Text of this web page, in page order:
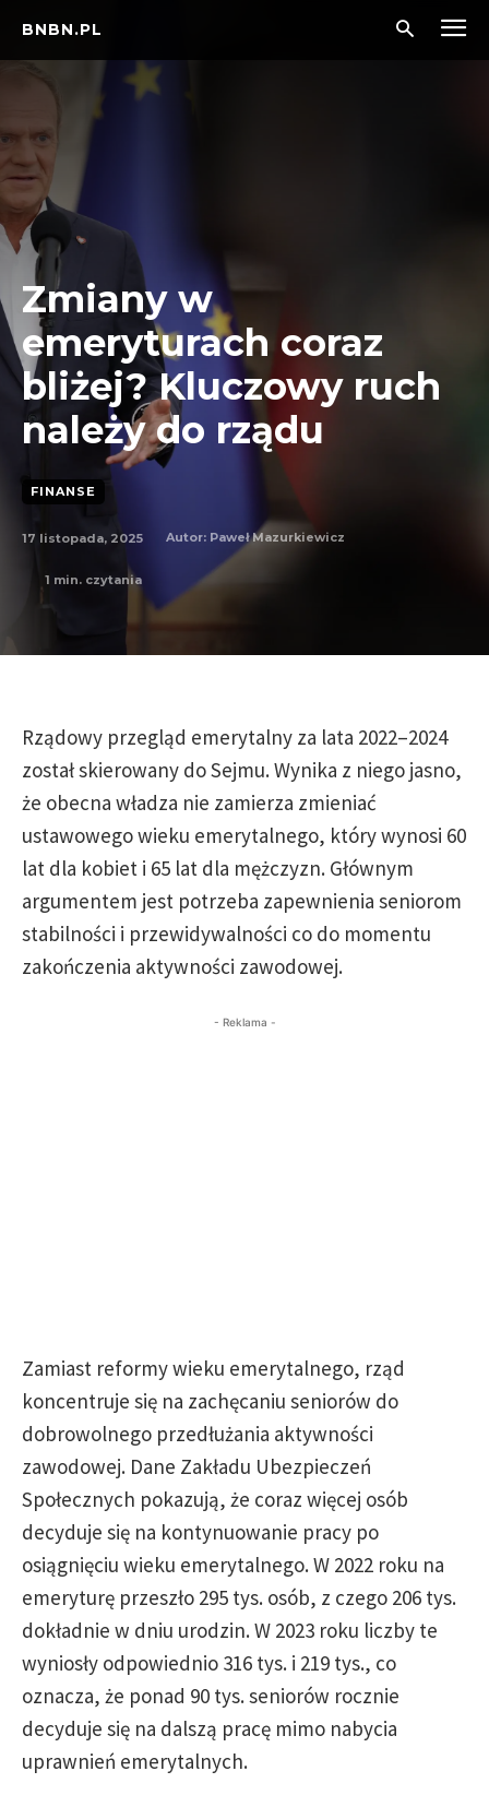
BNBN.PL
Zmiany w
emeryturach coraz
bliżej? Kluczowy ruch
należy do rządu
FINANSE
17 listopada, 2025 Autor: Paweł Mazurkiewicz
1 min. czytania
Rządowy przegląd emerytalny za lata 2022–2024
został skierowany do Sejmu. Wynika z niego jasno,
że obecna władza nie zamierza zmieniać
ustawowego wieku emerytalnego, który wynosi 60
lat dla kobiet i 65 lat dla mężczyzn. Głównym
argumentem jest potrzeba zapewnienia seniorom
stabilności i przewidywalności co do momentu
zakończenia aktywności zawodowej.
- Reklama -
Zamiast reformy wieku emerytalnego, rząd
koncentruje się na zachęcaniu seniorów do
dobrowolnego przedłużania aktywności
zawodowej. Dane Zakładu Ubezpieczeń
Społecznych pokazują, że coraz więcej osób
decyduje się na kontynuowanie pracy po
osiągnięciu wieku emerytalnego. W 2022 roku na
emeryturę przeszło 295 tys. osób, z czego 206 tys.
dokładnie w dniu urodzin. W 2023 roku liczby te
wyniosły odpowiednio 316 tys. i 219 tys., co
oznacza, że ponad 90 tys. seniorów rocznie
decyduje się na dalszą pracę mimo nabycia
uprawnień emerytalnych.